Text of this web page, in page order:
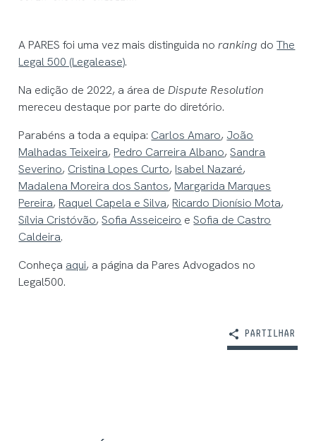
A PARES foi uma vez mais distinguida noranking doThe
Legal 500 (Legalease).
Na edição de 2022, a área deDispute Resolution
mereceu destaque por parte do diretório.
Parabéns a toda a equipa: Carlos Amaro, João
Malhadas Teixeira, Pedro Carreira Albano,Sandra
Severino, Cristina Lopes Curto, Isabel Nazaré,
Madalena Moreira dos Santos, Margarida Marques
Pereira, Raquel Capela e Silva, Ricardo Dionísio Mota,
Sílvia Cristóvão,Sofia Asseiceiro eSofia de Castro
Caldeira.
Conheça aqui, a página da Pares Advogados no
Legal500.
PARTILHAR